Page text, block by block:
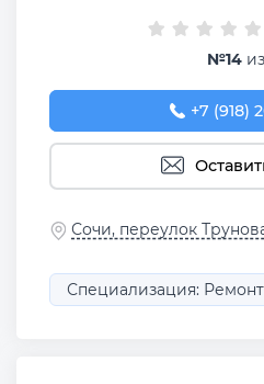
№14
+7 (918)
+7 (918)
Сочи, переулок
Специализация: